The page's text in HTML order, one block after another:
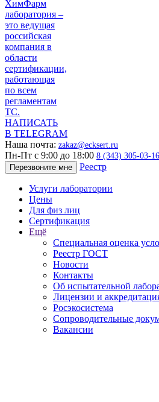
НАПИСАТЬ
В TELEGRAM
Наша почта: zakaz@ecksert.ru
Пн-Пт с 9:00 до 18:00 8 (343) 305-03-16
Перезвоните мне
Реестр
Услуги лаборатории
Цены
Для физ лиц
Сертификация
Ещё
Специальная оценка
Реестр ГОСТ
Новости
Контакты
Об испытательной
Лицензии и
Росэкосистема
Сопроводительные
Вакансии